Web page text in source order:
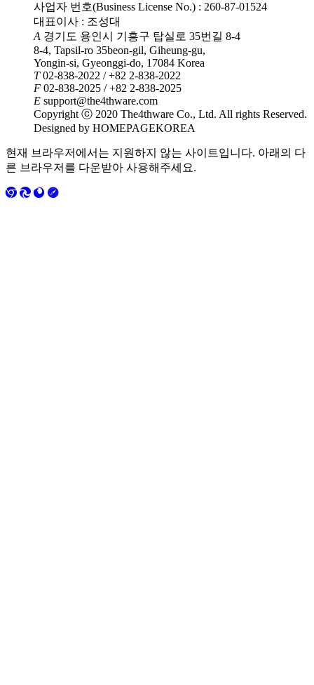
사업자 번호(Business License No.) : 260-87-01524
대표이사 : 조성대
A 경기도 용인시 기흥구 탑실로 35번길 8-4
8-4, Tapsil-ro 35beon-gil, Giheung-gu,
Yongin-si, Gyeonggi-do, 17084 Korea
T 02-838-2022 / +82 2-838-2022
F 02-838-2025 / +82 2-838-2025
E support@the4thware.com
Copyright ⓒ 2020 The4thware Co., Ltd. All rights Reserved.
Designed by HOMEPAGEKOREA
현재 브라우저에서는 지원하지 않는 사이트입니다. 아래의 다
른 브라우저를 다운받아 사용해주세요.